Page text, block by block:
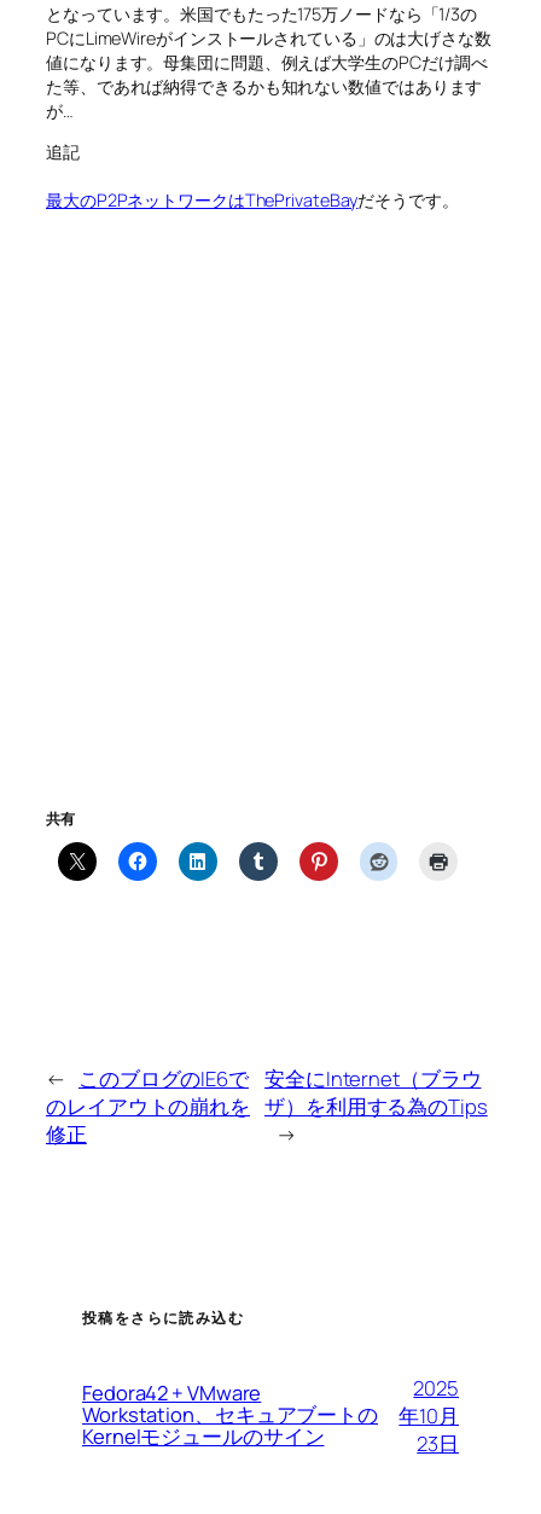
となっています。米国でもたった175万ノードなら「1/3の
PCにLimeWireがインストールされている」のは大げさな数
値になります。母集団に問題、例えば大学生のPCだけ調べ
た等、であれば納得できるかも知れない数値ではあります
が…
追記
最大のP2PネットワークはThePrivateBayだそうです。
共有
←
このブログのIE6で
のレイアウトの崩れを
修正
安全にInternet（ブラウ
ザ）を利用する為のTips
→
投稿をさらに読み込む
Fedora42 + VMware
Workstation、セキュアブートの
Kernelモジュールのサイン
2025
年10月
23日